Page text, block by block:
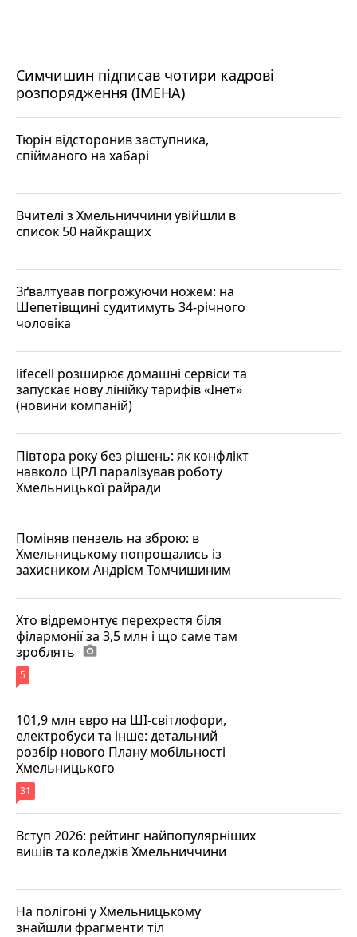
Симчишин підписав чотири кадрові
розпорядження (ІМЕНА)
Тюрін відсторонив заступника,
спійманого на хабарі
Вчителі з Хмельниччини увійшли в
список 50 найкращих
Зґвалтував погрожуючи ножем: на
Шепетівщині судитимуть 34-річного
чоловіка
lifecell розширює домашні сервіси та
запускає нову лінійку тарифів «Інет»
(новини компаній)
Півтора року без рішень: як конфлікт
навколо ЦРЛ паралізував роботу
Хмельницької райради
Поміняв пензель на зброю: в
Хмельницькому попрощались із
захисником Андрієм Томчишиним
Хто відремонтує перехрестя біля
філармонії за 3,5 млн і що саме там
зроблять photo_camera
5
101,9 млн євро на ШІ-світлофори,
електробуси та інше: детальний
розбір нового Плану мобільності
Хмельницького
31
Вступ 2026: рейтинг найпопулярніших
вишів та коледжів Хмельниччини
На полігоні у Хмельницькому
знайшли фрагменти тіл